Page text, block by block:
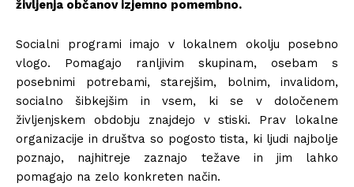
življenja občanov izjemno pomembno.
Socialni programi imajo v lokalnem okolju posebno
vlogo. Pomagajo ranljivim skupinam, osebam s
posebnimi potrebami, starejšim, bolnim, invalidom,
socialno šibkejšim in vsem, ki se v določenem
življenjskem obdobju znajdejo v stiski. Prav lokalne
organizacije in društva so pogosto tista, ki ljudi najbolje
poznajo, najhitreje zaznajo težave in jim lahko
pomagajo na zelo konkreten način.